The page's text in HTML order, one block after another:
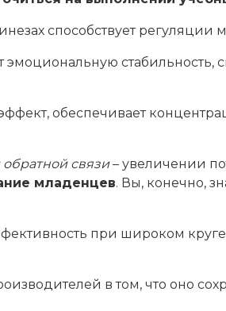
способствует регуляции
эмоциональную стабильность,
обеспечивает
связи– увеличении
младенцев. Вы, конечно,
при широком
в том, что оно